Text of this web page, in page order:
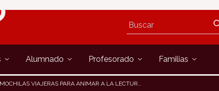
Alumnado Profesorado Familias
MOCHILAS VIAJERAS PARA ANIMAR A LA LECTURA EN LA ESCUELA RURAL DE ETXALAR